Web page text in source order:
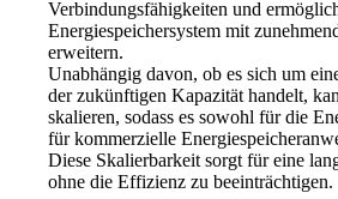
Verbindungsfähigkeiten und
Energiespeichersystem mit
erweitern.
Unabhängig davon, ob es sich um
der zukünftigen Kapazität handelt,
skalieren, sodass es sowohl für die
für kommerzielle
Diese Skalierbarkeit sorgt für eine
ohne die Effizienz zu beeinträchtigen.